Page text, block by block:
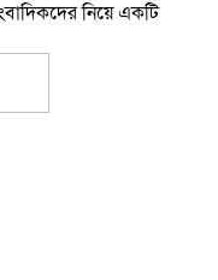
নিয়ে একটি